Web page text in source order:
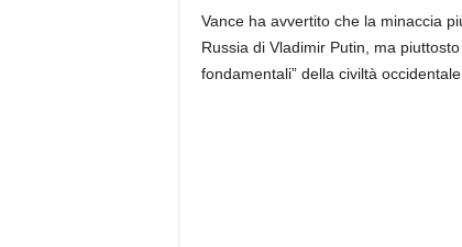
Vance ha avvertito che la minaccia
Russia di Vladimir Putin, ma
fondamentali” della civiltà occidentale.